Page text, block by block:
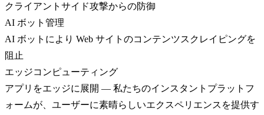
クライアントサイド攻撃からの防御
AI ボット管理
AI ボットにより Web サイトのコンテンツスクレイピングを
阻止
エッジコンピューティング
アプリをエッジに展開 — 私たちのインスタントプラットフ
ォームが、ユーザーに素晴らしいエクスペリエンスを提供す